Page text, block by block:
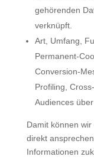
gehörenden
verknüpft.
Art, Umfang,
Permanent-
Conversion-
Profiling,
Audiences
Damit können
direkt
Informationen